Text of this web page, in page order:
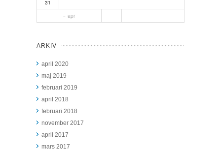
« apr
31
ARKIV
april 2020
maj 2019
februari 2019
april 2018
februari 2018
november 2017
april 2017
mars 2017